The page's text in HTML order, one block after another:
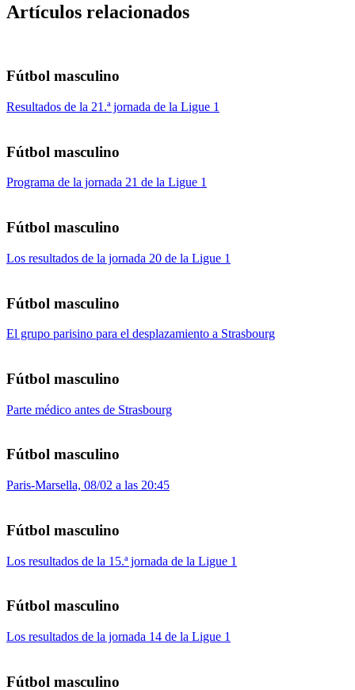
Artículos relacionados
Fútbol masculino
Resultados de la 21.ª jornada de la Ligue 1
Fútbol masculino
Programa de la jornada 21 de la Ligue 1
Fútbol masculino
Los resultados de la jornada 20 de la Ligue 1
Fútbol masculino
El grupo parisino para el desplazamiento a Strasbourg
Fútbol masculino
Parte médico antes de Strasbourg
Fútbol masculino
Paris-Marsella, 08/02 a las 20:45
Fútbol masculino
Los resultados de la 15.ª jornada de la Ligue 1
Fútbol masculino
Los resultados de la jornada 14 de la Ligue 1
Fútbol masculino